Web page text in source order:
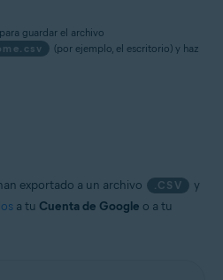
guardar el archivo
(por ejemplo, el escritorio) y haz
exportado a un archivo .CSV
y
a tu Cuenta de Google o a tu